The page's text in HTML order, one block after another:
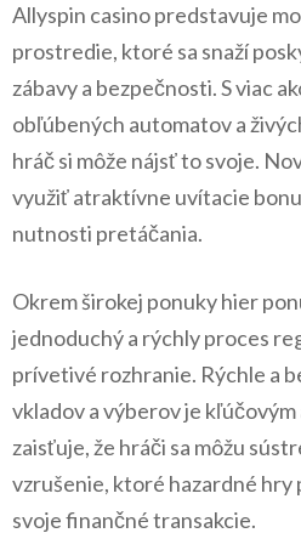
Allyspin casino predstavuje
prostredie, ktoré sa snaží
zábavy a bezpečnosti. S viac
obľúbených automatov a
hráč si môže nájsť to svoje.
využiť atraktívne uvítacie
nutnosti pretáčania.
Okrem širokej ponuky hier
jednoduchý a rýchly proces
prívetivé rozhranie. Rýchle a
vkladov a výberov je
zaisťuje, že hráči sa môžu
vzrušenie, ktoré hazardné hry
svoje finančné transakcie.